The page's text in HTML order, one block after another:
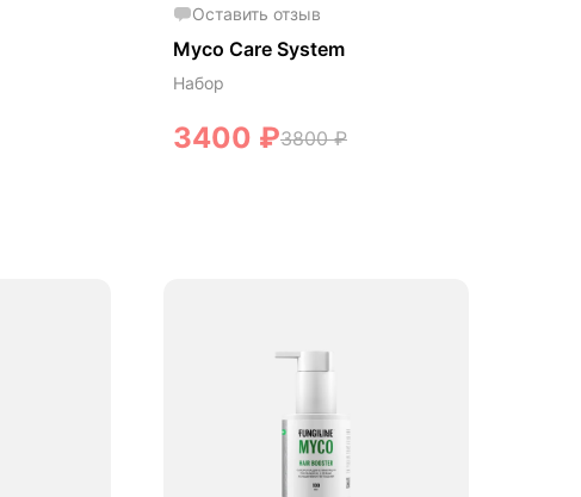
Оставить отзыв
Myco Care System
Набор
3400 ₽3800₽